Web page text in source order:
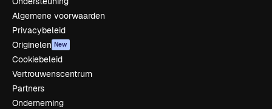
Algemene voorwaarden
Privacybeleid
Originelen New
Cookiebeleid
Vertrouwenscentrum
Partners
Onderneming